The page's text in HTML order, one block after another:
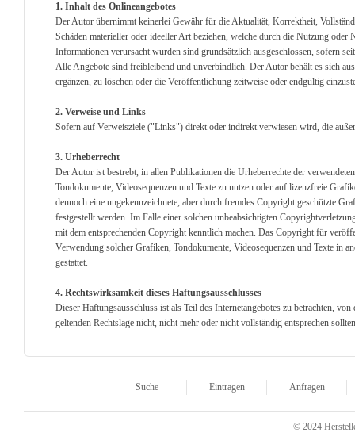
1. Inhalt des Onlineangebotes
Der Autor übernimmt keinerlei Gewähr für die Aktualität, Korrektheit,
Schäden materieller oder ideeller Art beziehen, welche durch die Nutzung
Informationen verursacht wurden sind grundsätzlich ausgeschlossen, sofern
Alle Angebote sind freibleibend und unverbindlich. Der Autor behält es sich
ergänzen, zu löschen oder die Veröffentlichung zeitweise oder endgültig
2. Verweise und Links
Sofern auf Verweisziele ("Links") direkt oder indirekt verwiesen wird, die
3. Urheberrecht
Der Autor ist bestrebt, in allen Publikationen die Urheberrechte der
Tondokumente, Videosequenzen und Texte zu nutzen oder auf lizenzfreie
dennoch eine ungekennzeichnete, aber durch fremdes Copyright geschützte
festgestellt werden. Im Falle einer solchen unbeabsichtigten
mit dem entsprechenden Copyright kenntlich machen. Das Copyright für
Verwendung solcher Grafiken, Tondokumente, Videosequenzen und Texte in
gestattet.
4. Rechtswirksamkeit dieses Haftungsausschlusses
Dieser Haftungsausschluss ist als Teil des Internetangebotes zu betrachten,
geltenden Rechtslage nicht, nicht mehr oder nicht vollständig entsprechen
Suche Eintragen Anfragen
© 2024